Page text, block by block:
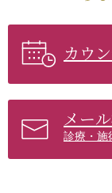
カウ
メー
診療・施